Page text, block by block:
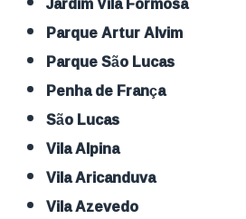
Parque Artur Alvim
Parque São Lucas
Penha de França
São Lucas
Vila Alpina
Vila Aricanduva
Vila Azevedo